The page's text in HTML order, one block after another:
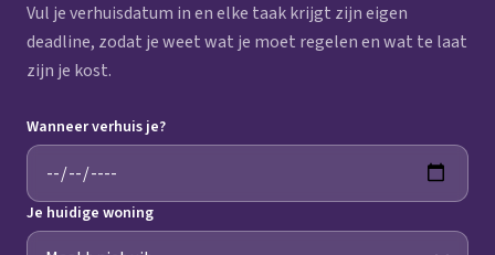
Vul je verhuisdatum in en elke taak krijgt zijn eigen
deadline, zodat je weet wat je moet regelen en wat te laat
zijn je kost.
Wanneer verhuis je?
Je huidige woning